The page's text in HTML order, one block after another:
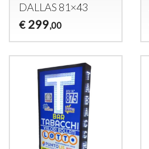
DALLAS 81×43
€ 299,00